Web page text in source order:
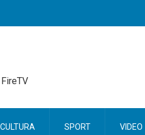
CULTURA SPORT VIDEO